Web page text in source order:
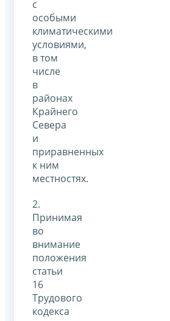
с
особыми
климатическими
условиями,
в том
числе
в
районах
Крайнего
Севера
и
приравненных
к ним
местностях.
2.
Принимая
во
внимание
положения
статьи
16
Трудового
кодекса